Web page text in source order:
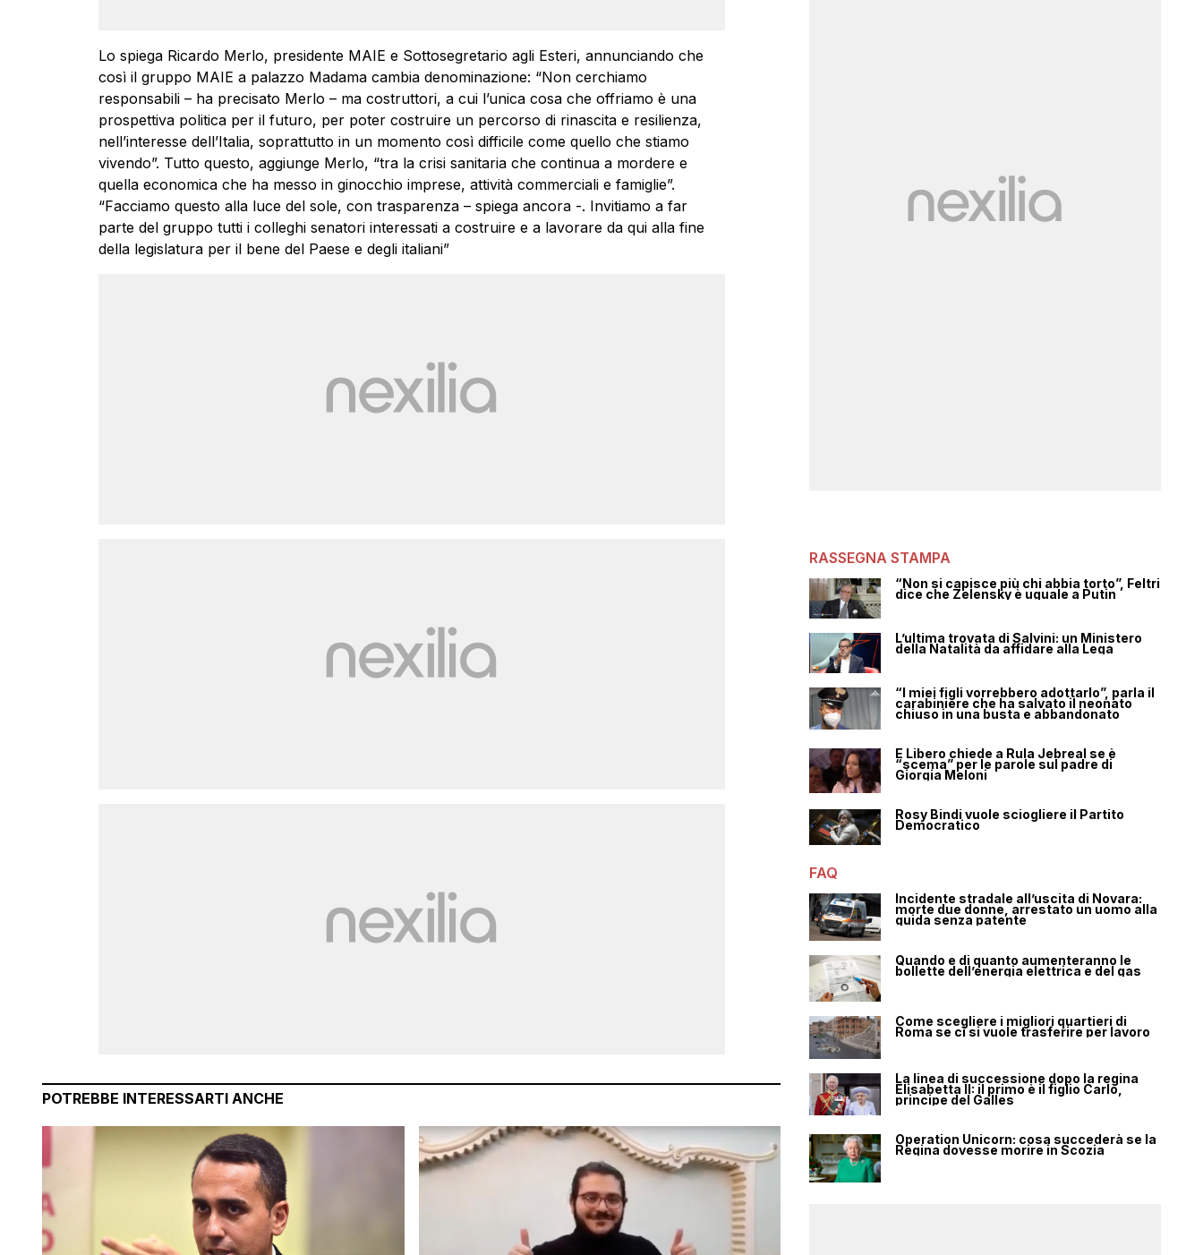
Lo spiega Ricardo Merlo, presidente MAIE e Sottosegretario agli Esteri, annunciando che
così il gruppo MAIE a palazzo Madama cambia denominazione: “Non cerchiamo
responsabili – ha precisato Merlo – ma costruttori, a cui l’unica cosa che offriamo è una
prospettiva politica per il futuro, per poter costruire un percorso di rinascita e resilienza,
nell’interesse dell’Italia, soprattutto in un momento così difficile come quello che stiamo
vivendo”. Tutto questo, aggiunge Merlo, “tra la crisi sanitaria che continua a mordere e
quella economica che ha messo in ginocchio imprese, attività commerciali e famiglie”.
“Facciamo questo alla luce del sole, con trasparenza – spiega ancora -. Invitiamo a far
parte del gruppo tutti i colleghi senatori interessati a costruire e a lavorare da qui alla fine
della legislatura per il bene del Paese e degli italiani”
POTREBBE INTERESSARTI ANCHE
RASSEGNA STAMPA
“Non si capisce più chi abbia torto”, Feltri
dice che Zelensky è uguale a Putin
L’ultima trovata di Salvini: un Ministero
della Natalità da affidare alla Lega
“I miei figli vorrebbero adottarlo”, parla il
carabiniere che ha salvato il neonato
chiuso in una busta e abbandonato
E Libero chiede a Rula Jebreal se è
“scema” per le parole sul padre di
Giorgia Meloni
Rosy Bindi vuole sciogliere il Partito
Democratico
FAQ
Incidente stradale all’uscita di Novara:
morte due donne, arrestato un uomo alla
guida senza patente
Quando e di quanto aumenteranno le
bollette dell’energia elettrica e del gas
Come scegliere i migliori quartieri di
Roma se ci si vuole trasferire per lavoro
La linea di successione dopo la regina
Elisabetta II: il primo è il figlio Carlo,
principe del Galles
Operation Unicorn: cosa succederà se la
Regina dovesse morire in Scozia